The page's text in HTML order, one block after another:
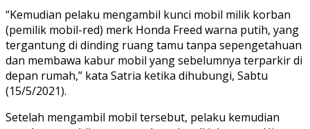
“Kemudian pelaku mengambil kunci mobil milik korban
(pemilik mobil-red) merk Honda Freed warna putih, yang
tergantung di dinding ruang tamu tanpa sepengetahuan
dan membawa kabur mobil yang sebelumnya terparkir di
depan rumah,” kata Satria ketika dihubungi, Sabtu
(15/5/2021).
Setelah mengambil mobil tersebut, pelaku kemudian